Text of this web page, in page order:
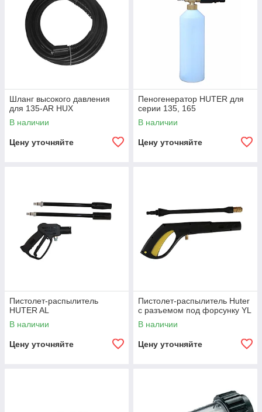
Шланг высокого давления
для 135-AR HUX
В наличии
Цену уточняйте
Пеногенератор HUTER для
серии 135, 165
В наличии
Цену уточняйте
Пистолет-распылитель
HUTER AL
В наличии
Цену уточняйте
Пистолет-распылитель Huter
с разъемом под форсунку YL
В наличии
Цену уточняйте